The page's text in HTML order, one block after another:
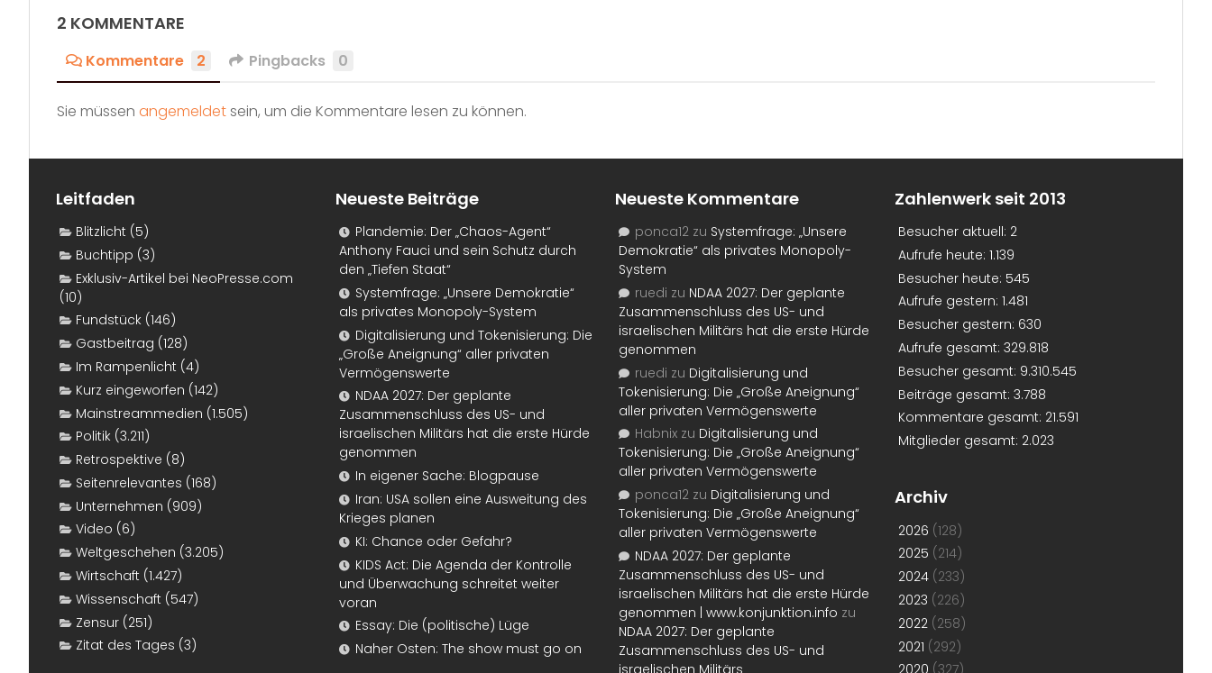
2 KOMMENTARE
Kommentare 2 Pingbacks 0
Sie müssen angemeldetsein, um die Kommentare lesen zu können.
Leitfaden
Blitzlicht (5)
Buchtipp (3)
Exklusiv-Artikel bei NeoPresse.com
(10)
Fundstück (146)
Gastbeitrag (128)
Im Rampenlicht (4)
Kurz eingeworfen (142)
Mainstreammedien (1.505)
Politik (3.211)
Retrospektive (8)
Seitenrelevantes (168)
Unternehmen (909)
Video (6)
Weltgeschehen (3.205)
Wirtschaft (1.427)
Wissenschaft (547)
Zensur (251)
Zitat des Tages (3)
Neueste Beiträge
Plandemie: Der „Chaos-Agent“
Anthony Fauci und sein Schutz durch
den „Tiefen Staat“
Systemfrage: „Unsere Demokratie“
als privates Monopoly-System
Digitalisierung und Tokenisierung: Die
„Große Aneignung“ aller privaten
Vermögenswerte
NDAA 2027: Der geplante
Zusammenschluss des US- und
israelischen Militärs hat die erste Hürde
genommen
In eigener Sache: Blogpause
Iran: USA sollen eine Ausweitung des
Krieges planen
KI: Chance oder Gefahr?
KIDS Act: Die Agenda der Kontrolle
und Überwachung schreitet weiter
voran
Essay: Die (politische) Lüge
Naher Osten: The show must go on
Neueste Kommentare
ponca12 zu Systemfrage: „Unsere
Demokratie“ als privates Monopoly-
System
ruedi zu NDAA 2027: Der geplante
Zusammenschluss des US- und
israelischen Militärs hat die erste Hürde
genommen
ruedi zu Digitalisierung und
Tokenisierung: Die „Große Aneignung“
aller privaten Vermögenswerte
Habnix zu Digitalisierung und
Tokenisierung: Die „Große Aneignung“
aller privaten Vermögenswerte
ponca12 zu Digitalisierung und
Tokenisierung: Die „Große Aneignung“
aller privaten Vermögenswerte
NDAA 2027: Der geplante
Zusammenschluss des US- und
israelischen Militärs hat die erste Hürde
genommen | www.konjunktion.info zu
NDAA 2027: Der geplante
Zusammenschluss des US- und
israelischen Militärs
Zahlenwerk seit 2013
Besucher aktuell: 2
Aufrufe heute: 1.139
Besucher heute: 545
Aufrufe gestern: 1.481
Besucher gestern: 630
Aufrufe gesamt: 329.818
Besucher gesamt: 9.310.545
Beiträge gesamt: 3.788
Kommentare gesamt: 21.591
Mitglieder gesamt: 2.023
Archiv
2026 (128)
2025 (214)
2024 (233)
2023 (226)
2022 (258)
2021 (292)